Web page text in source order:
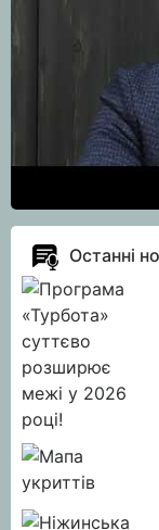
Останні